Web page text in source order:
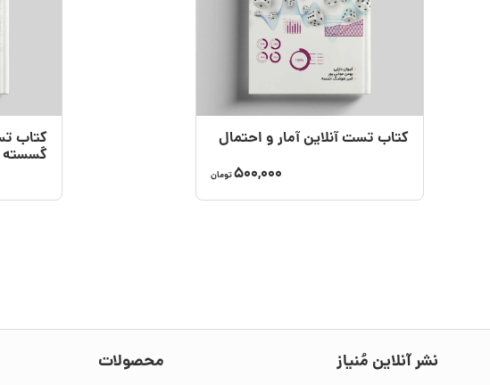
کتاب تست آنلاین آمار و احتمال
500,000تومان
کتاب
گسسته
نشر آنلاین مُنیاز محصولات